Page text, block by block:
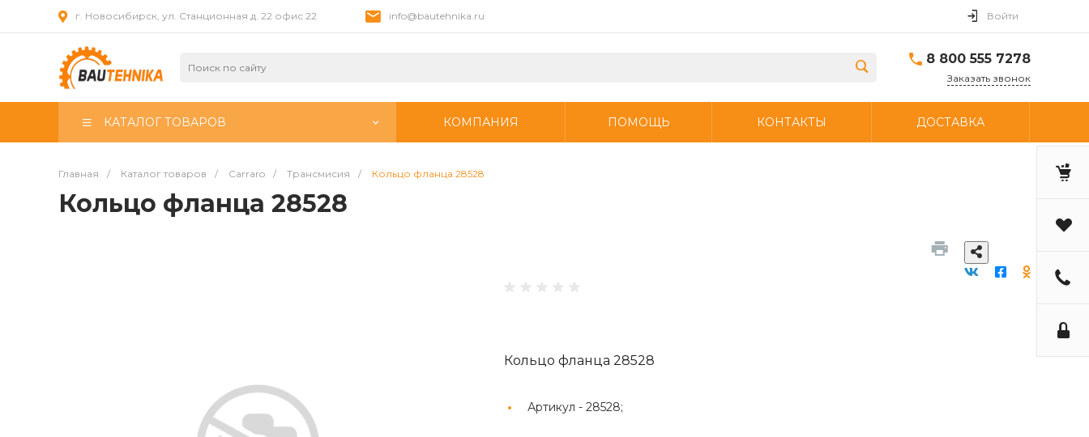
г. Новосибирск, ул. Станционная д. 22 офис 22 info@bautehnika.ru Войти
8 800 555 7278
Заказать звонок
КАТАЛОГ ТОВАРОВ КОМПАНИЯ ПОМОЩЬ КОНТАКТЫ ДОСТАВКА
Главная / Каталог товаров / Carraro / Трансмисия / Кольцо фланца 28528
Кольцо фланца 28528
Кольцо фланца 28528
Артикул - 28528;